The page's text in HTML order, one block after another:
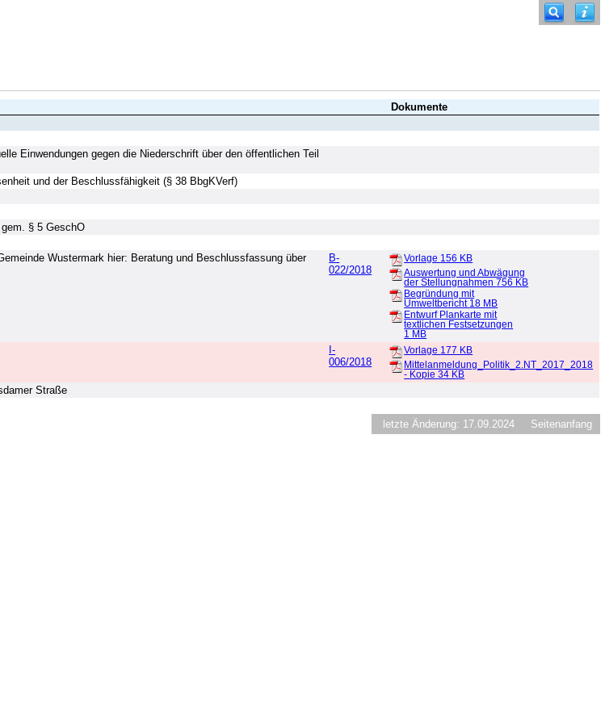
Dokumente
Einwendungen gegen die Niederschrift über den öffentlichen Teil
und der Beschlussfähigkeit (§ 38 BbgKVerf)
§ 5 GeschO
Wustermark hier: Beratung und Beschlussfassung über
B-
022/2018
Vorlage 156 KB
Auswertung und Abwägung
der Stellungnahmen756 KB
Begründung mit
Umweltbericht 18 MB
Entwurf Plankarte mit
textlichen Festsetzungen
1 MB
I-
006/2018
Vorlage 177 KB
Mittelanmeldung_Politik_2.NT_2017_2018
- Kopie34 KB
Straße
letzte Änderung: 17.09.2024 Seitenanfang